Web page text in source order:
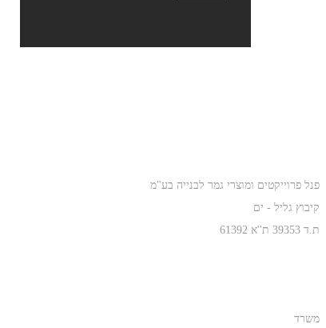
פנל פרוייקטים ומוצרי גמר לבנייה בע"מ
קיבוץ גליל - ים
ת.ד 39353 ת''א 61392
משרד